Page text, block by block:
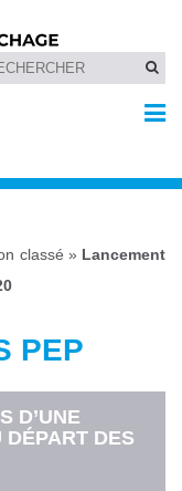
classé » Lancement
PEP
D’UNE
DES